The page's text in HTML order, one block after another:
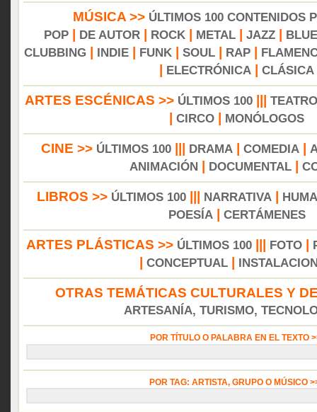
MÚSICA >> ÚLTIMOS 100 CONTENIDOS
POP
DE AUTOR ROCK METAL JAZZ
CLUBBING
INDIE FUNK SOUL RAP
ELECTRÓNICA CLÁSICA
ARTES ESCÉNICAS >> ÚLTIMOS 100||| TEATRO
CIRCO MONÓLOGOS
CINE >> ÚLTIMOS 100 DRAMA COMEDIA
ANIMACIÓN
DOCUMENTAL|
LIBROS >> ÚLTIMOS 100 NARRATIVA
POESÍA| CERTÁMENES
ARTES PLÁSTICAS >> ÚLTIMOS 100 FOTO
CONCEPTUAL
OTRAS TEMÁTICAS CULTURALES Y
ARTESANÍA, TURISMO,
POR TÍTULO O PALABRA EN EL TEXTO
POR TAG: ARTISTA, GRUPO O MÚSICO